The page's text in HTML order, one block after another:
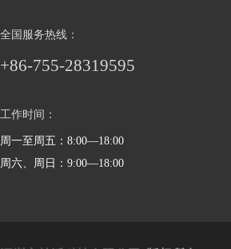
+86-755-28319595
全国服务热线：
工作时间：
周一至周五：8:00—18:00
周六、周日：9:00—18:00